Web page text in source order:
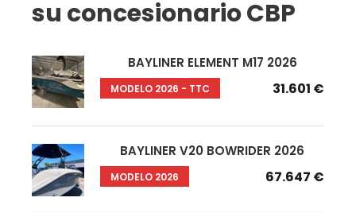
su concesionario CBP
BAYLINER ELEMENT M17 2026
MODELO 2026 - TTC 31.601 €
BAYLINER V20 BOWRIDER 2026
MODELO 2026 67.647 €